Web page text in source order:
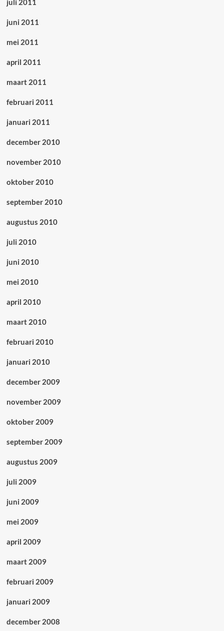
juli 2011
juni 2011
mei 2011
april 2011
maart 2011
februari 2011
januari 2011
december 2010
november 2010
oktober 2010
september 2010
augustus 2010
juli 2010
juni 2010
mei 2010
april 2010
maart 2010
februari 2010
januari 2010
december 2009
november 2009
oktober 2009
september 2009
augustus 2009
juli 2009
juni 2009
mei 2009
april 2009
maart 2009
februari 2009
januari 2009
december 2008